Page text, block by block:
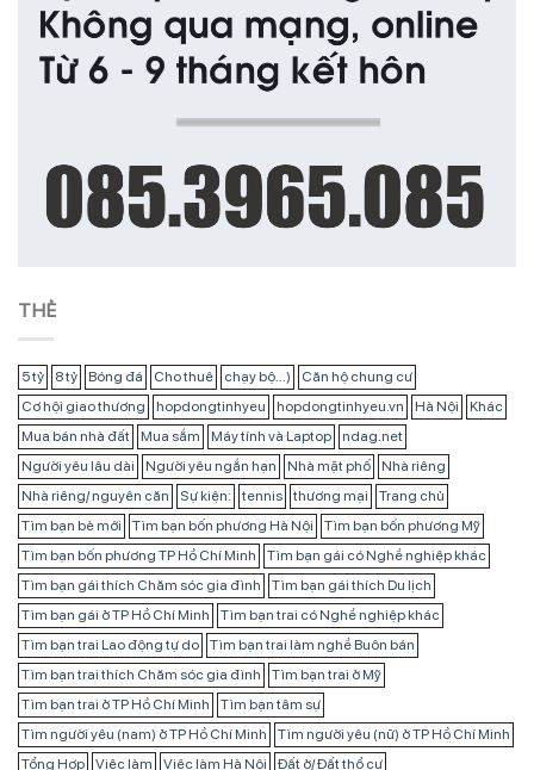
THẺ
5 tỷ 8 tỷ Bóng đá Cho thuê chạy bộ...)
Căn hộ chung cư
Cơ hội giao thương
hopdongtinhyeu hopdongtinhyeu.vn Hà Nội
Khác
Mua bán nhà đất
Mua sắm Máy tính và Laptop
ndag.net
Người yêu lâu dài
Người yêu ngắn hạn Nhà mặt phố
Nhà riêng
Nhà riêng/ nguyên căn
Sự kiện: tennis thương mại
Trang chủ
Tìm bạn bè mới
Tìm bạn bốn phương Hà Nội
Tìm bạn bốn phương Mỹ
Tìm bạn bốn phương TP Hồ Chí Minh
Tìm bạn gái có Nghề nghiệp khác
Tìm bạn gái thích Chăm sóc gia đình
Tìm bạn gái thích Du lịch
Tìm bạn gái ở TP Hồ Chí Minh
Tìm bạn trai có Nghề nghiệp khác
Tìm bạn trai Lao động tự do
Tìm bạn trai làm nghề Buôn bán
Tìm bạn trai thích Chăm sóc gia đình
Tìm bạn trai ở Mỹ
Tìm bạn trai ở TP Hồ Chí Minh
Tìm bạn tâm sự
Tìm người yêu (nam) ở TP Hồ Chí Minh
Tìm người yêu (nữ) ở TP Hồ Chí Minh
Tổng Hợp
Việc làm Việc làm Hà Nội Đất ở/ Đất thổ cư